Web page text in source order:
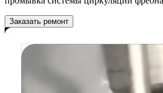
Заказать ремонт